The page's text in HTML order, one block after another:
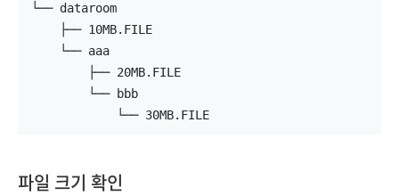
└── dataroom
    ├── 10MB.FILE
    └── aaa
        ├── 20MB.FILE
        └── bbb
            └── 30MB.FILE
파일 크기 확인